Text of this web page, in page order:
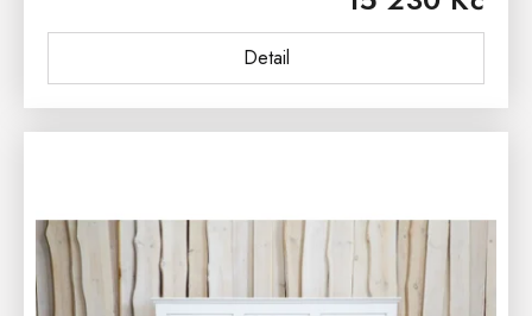
Detail
skandinávským...